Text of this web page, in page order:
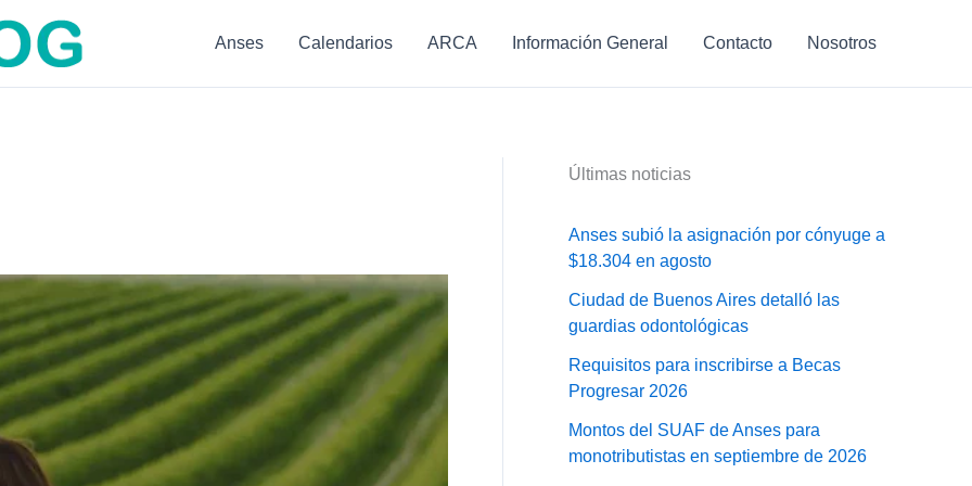
Anses Calendarios ARCA Información General Contacto Nosotros
Últimas noticias
Anses subió la asignación por cónyuge a
$18.304 en agosto
Ciudad de Buenos Aires detalló las
guardias odontológicas
Requisitos para inscribirse a Becas
Progresar 2026
Montos del SUAF de Anses para
monotributistas en septiembre de 2026